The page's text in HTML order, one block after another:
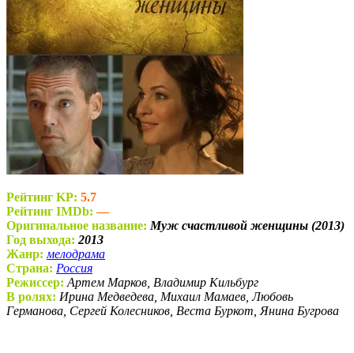
Рейтинг KP: 5.7
Рейтинг IMDb: —
Оригинальное название: Муж счастливой женщины (2013)
Год выхода: 2013
Жанр: мелодрама
Страна: Россия
Режиссер: Артем Марков, Владимир Кильбург
В ролях: Ирина Медведева, Михаил Мамаев, Любовь
Германова, Сергей Колесников, Веста Буркот, Янина Бугрова